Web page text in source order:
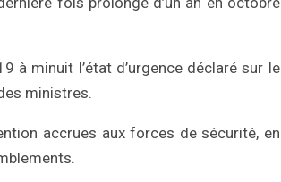
à minuit l’état d’urgence déclaré sur le
ministres.
accrues aux forces de sécurité, en